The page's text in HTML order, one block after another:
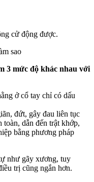
cử động được.
3 mức độ khác nhau với
ở cổ tay chỉ có dấu
đứt, gây đau liên tục
dẫn đến trật khớp,
bằng phương pháp
như gãy xương, tuy
trị cũng ngắn hơn.